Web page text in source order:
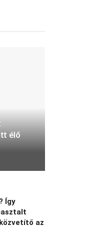
élő
Így
az